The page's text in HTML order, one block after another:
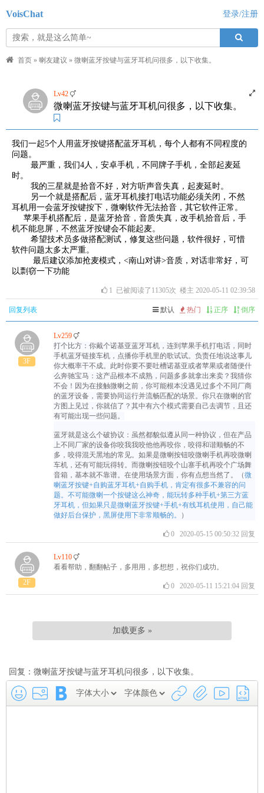
VoisChat 登录/注册
首页 » 喇友建议 » 微喇蓝牙按键与蓝牙耳机问很多，以下收集。
Lv42
微喇蓝牙按键与蓝牙耳机问很多，以下收集。
我们一起5个人用蓝牙按键搭配蓝牙耳机，每个人都有不同程度的
问题。
最严重，我们4人，安卓手机，不同牌子手机，全部起麦延
时。
我的三星就是拾音不好，对方听声音失真，起麦延时。
另一个就是搭配后，蓝牙耳机接打电话功能必须关闭，不然
耳机用一会蓝牙按键按下，微喇软件无法拾音，其它软件正常。
苹果手机搭配后，是蓝牙拾音，音质失真，改手机拾音后，手
机不能息屏，不然蓝牙按键会不能起麦。
希望技术员多做搭配测试，修复这些问题，软件很好，可惜
软件问题太多太严重。
最后建议添加抢麦模式，<南山对讲>音质，对话非常好，可
以剽窃一下功能
1 已被阅读了11305次 楼主 2020-05-11 02:39:58
回复列表 默认 热门 正序 倒序
3F
Lv259
打个比方：你戴个诺基亚蓝牙耳机，连到苹果手机打电话，同时
手机蓝牙链接车机，点播你手机里的歌试试。负责任地说这事儿
你大概率干不成。此时你要不要吐槽诺基亚或者苹果或者随便什
么奔驰宝马：这产品根本不成熟，问题多多就拿出来卖？我猜你
不会！因为在接触微喇之前，你可能根本没遇见过多个不同厂商
的蓝牙设备，需要协同运行并流畅匹配的场景。你只在微喇的官
方图上见过，你就信了？其中有六个模式需要自己去调节，且还
有可能出现一些问题。
蓝牙就是这么个破协议：虽然都貌似遵从同一种协议，但在产品
上不同厂家的设备你咬我我咬他他再咬你，咬得和谐顺畅的不
多，咬得混天黑地的常见。如果是微喇按钮咬微喇手机再咬微喇
车机，还有可能玩得转。而微喇按钮咬个山寨手机再咬个广场舞
音箱，基本就不靠谱。在使用场景方面，你有点想当然了。（微
喇蓝牙按键+自购蓝牙耳机+自购手机，肯定有很多不兼容的问
题。不可能微喇一个按键这么神奇，能玩转多种手机+第三方蓝
牙耳机，但如果只是微喇蓝牙按键+手机+有线耳机使用，自己能
做好后台保护，黑屏使用下非常顺畅的。
）
02020-05-15 00:50:32 回复
2F
Lv110
看看帮助，翻翻帖子，多用用，多想想，祝你们成功。
02020-05-11 15:21:04 回复
加载更多 »
回复：微喇蓝牙按键与蓝牙耳机问很多，以下收集。